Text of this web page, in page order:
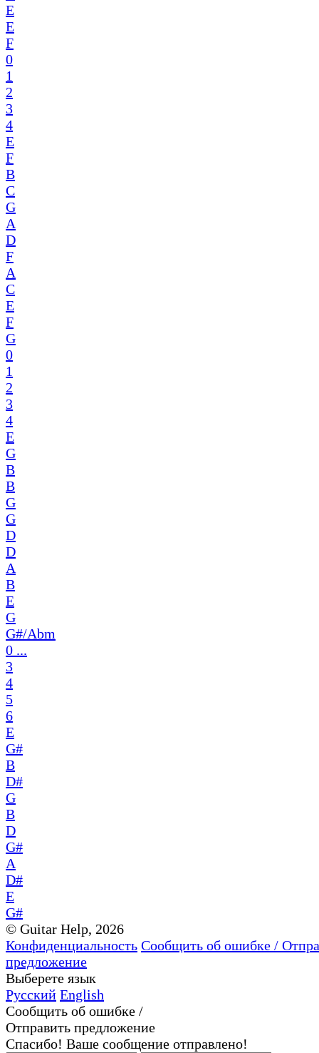
E
E
F
0
1
2
3
4
E
F
B
C
G
A
D
F
A
C
E
F
G
0
1
2
3
4
E
G
B
B
G
G
D
D
A
B
E
G
G#/Abm
0 ...
3
4
5
6
E
G#
B
D#
G
B
D
G#
A
D#
E
G#
© Guitar Help, 2026
Конфиденциальность Сообщить об ошибке /
предложение
Выберете язык
Русский English
Сообщить об ошибке /
Отправить предложение
Спасибо! Ваше сообщение отправлено!